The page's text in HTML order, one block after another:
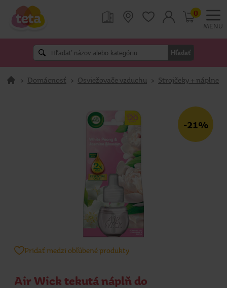
MENU
Hľadať
0
> Domácnosť > Osviežovače vzduchu > Strojčeky + náplne
-21%
Pridať medzi obľúbené produkty
Air Wick tekutá náplň do